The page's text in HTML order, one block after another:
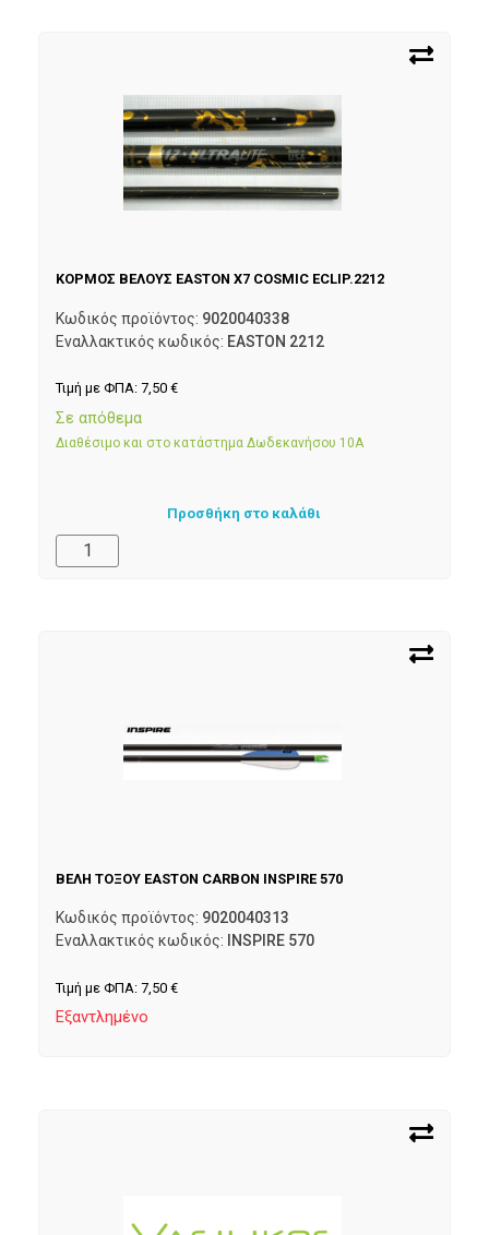
ΚΟΡΜΟΣ ΒΕΛΟΥΣ EASTON X7 COSMIC ECLIP.2212
Κωδικός προϊόντος: 9020040338
Εναλλακτικός κωδικός: EASTON 2212
Τιμή με ΦΠΑ: 7,50 €
Σε απόθεμα
Διαθέσιμο και στο κατάστημα Δωδεκανήσου 10Α
Προσθήκη στο καλάθι
ΒΕΛΗ ΤΟΞΟΥ EASTON CARBON INSPIRE 570
Κωδικός προϊόντος: 9020040313
Εναλλακτικός κωδικός:
INSPIRE 570
Τιμή με ΦΠΑ: 7,50 €
Εξαντλημένο